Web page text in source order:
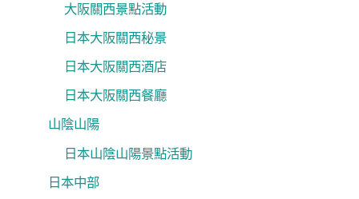
大阪關西景點活動
日本大阪關西秘景
日本大阪關西酒店
日本大阪關西餐廳
山陰山陽
日本山陰山陽景點活動
日本中部